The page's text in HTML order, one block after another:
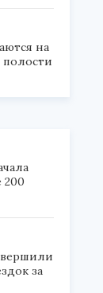
на
полости
200
за